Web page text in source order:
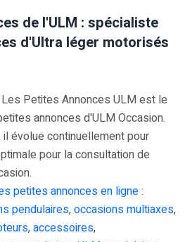
de l'ULM : spécialiste
d'Ultra léger motorisés
Petites Annonces ULM est le
annonces d'ULM Occasion.
évolue continuellement pour
pour la consultation de
petites annonces en ligne:
pendulaires,occasions multiaxes,
,accessoires,